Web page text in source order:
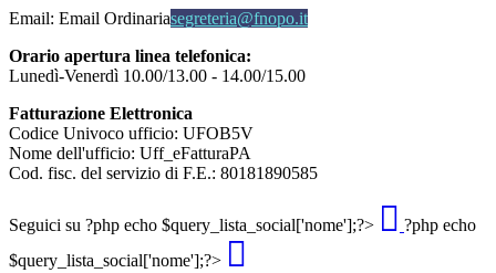
Email: Email Ordinariasegreteria@fnopo.it
Orario apertura linea telefonica:
Lunedì-Venerdì 10.00/13.00 - 14.00/15.00
Fatturazione Elettronica
Codice Univoco ufficio: UFOB5V
Nome dell'ufficio: Uff_eFatturaPA
Cod. fisc. del servizio di F.E.: 80181890585
Seguici su ?php echo $query_lista_social['nome'];?>
?php echo
$query_lista_social['nome'];?>